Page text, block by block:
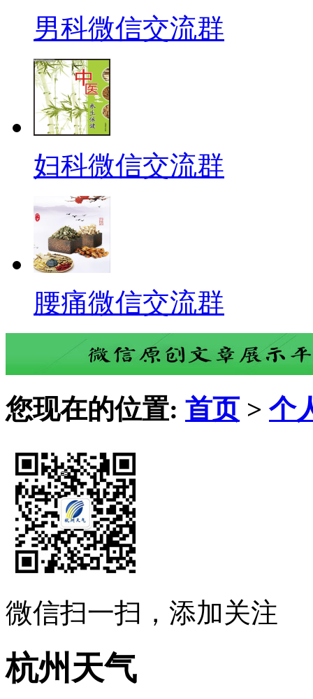
男科微信交流群
妇科微信交流群
腰痛微信交流群
您现在的位置: 首页 > 个
微信扫一扫，添加关注
杭州天气